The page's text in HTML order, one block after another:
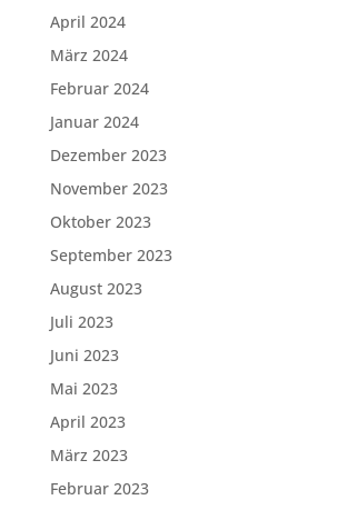
April 2024
März 2024
Februar 2024
Januar 2024
Dezember 2023
November 2023
Oktober 2023
September 2023
August 2023
Juli 2023
Juni 2023
Mai 2023
April 2023
März 2023
Februar 2023